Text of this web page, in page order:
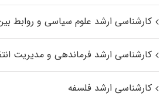
کارشناسی ارشد علوم سیاسی و روابط
کارشناسی ارشد فرماندهی و مدیریت
کارشناسی ارشد فلسفه